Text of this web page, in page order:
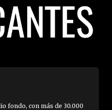
fondo, con más de 30.000